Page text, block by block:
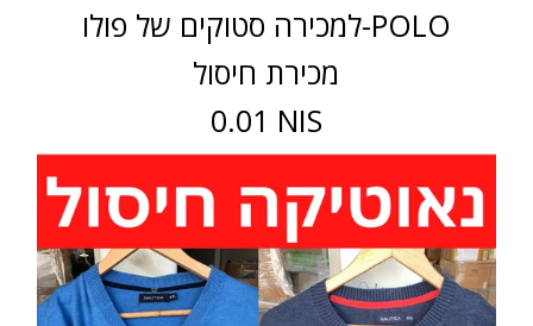
למכירה סטוקים של פולו-POLO
מכירת חיסול
0.01 NIS